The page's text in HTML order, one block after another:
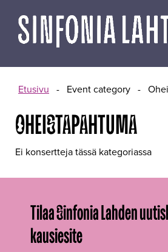
sisältöön
Etusivu - Event category -
OHEISTAPAHTUMA
Ei konsertteja tässä kategoriassa
Tilaa Sinfonia Lahden
kausiesite